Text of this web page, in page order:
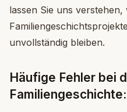
lassen Sie uns verstehen,
unvollständig bleiben.
Häufige Fehler bei
Familiengeschichte: